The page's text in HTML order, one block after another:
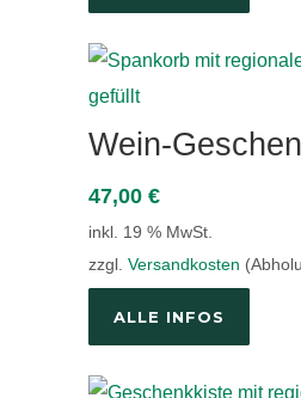
Wein-
47,00 €
inkl. 19 % MwSt.
zzgl. Versandkosten
ALLE INFOS